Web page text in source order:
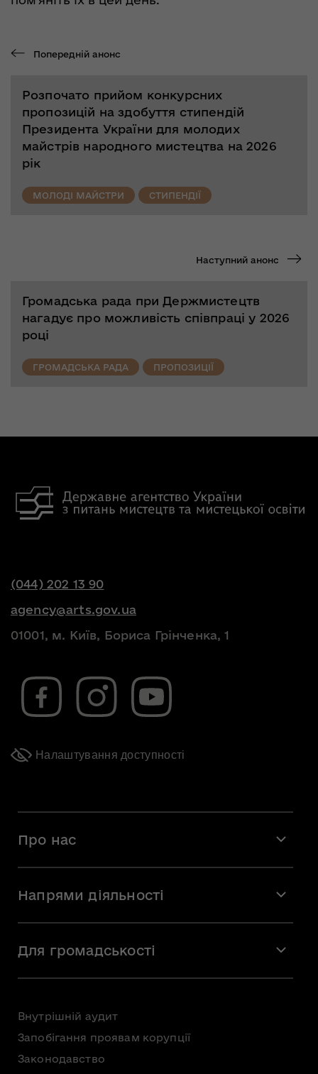
Попередній анонс
Розпочато прийом конкурсних
пропозицій на здобуття стипендій
Президента України для молодих
майстрів народного мистецтва на 2026
рік
МОЛОДІ МАЙСТРИ СТИПЕНДІЇ
Наступний анонс
Громадська рада при Держмистецтв
нагадує про можливість співпраці у 2026
році
ГРОМАДСЬКА РАДА ПРОПОЗИЦІЇ
(044) 202 13 90
agency@arts.gov.ua
01001, м. Київ, Бориса Грінченка, 1
Налаштування доступності
Про нас
Команда
Вакансії
Напрями діяльності
Мистецька освіта
Для громадськості
Внутрішній аудит
Запобігання проявам корупції
Законодавство